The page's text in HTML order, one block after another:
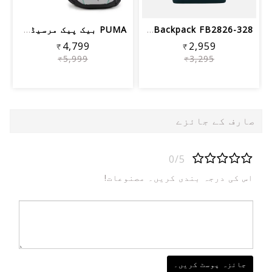
NIKE BAG Brasilia Backpack FB2826-328...
₹2,959
₹3,295
PUMA بیک پیک مرسیڈیز MAPF1 07912502 پ...
₹4,799
₹5,999
صارف کے جائزے
0/5
اس کی درجہ بندی کریں۔ مصنوعات!
جائزہ پوسٹ کریں۔